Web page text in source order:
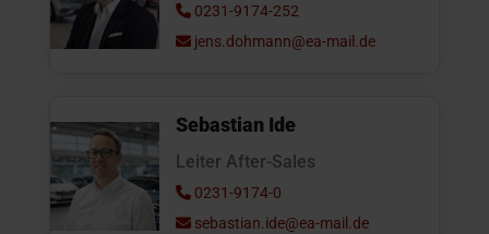
0231-9174-252
jens.dohmann@ea-mail.de
Sebastian Ide
Leiter After-Sales
0231-9174-0
sebastian.ide@ea-mail.de